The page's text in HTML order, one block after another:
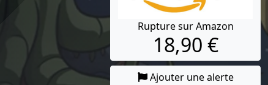
Rupture sur Amazon
18,90 €
Ajouter une alerte